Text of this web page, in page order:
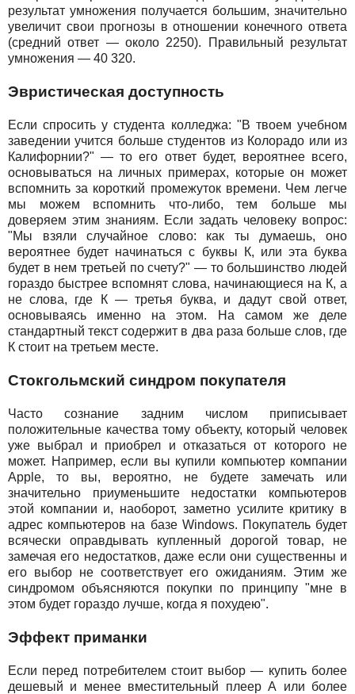
результат умножения получается большим, значительно
увеличит свои прогнозы в отношении конечного ответа
(средний ответ — около 2250). Правильный результат
умножения — 40 320.
Эвристическая доступность
Если спросить у студента колледжа: "В твоем учебном
заведении учится больше студентов из Колорадо или из
Калифорнии?" — то его ответ будет, вероятнее всего,
основываться на личных примерах, которые он может
вспомнить за короткий промежуток времени. Чем легче
мы можем вспомнить что-либо, тем больше мы
доверяем этим знаниям. Если задать человеку вопрос:
"Мы взяли случайное слово: как ты думаешь, оно
вероятнее будет начинаться с буквы К, или эта буква
будет в нем третьей по счету?" — то большинство людей
гораздо быстрее вспомнят слова, начинающиеся на К, а
не слова, где К — третья буква, и дадут свой ответ,
основываясь именно на этом. На самом же деле
стандартный текст содержит в два раза больше слов, где
К стоит на третьем месте.
Стокгольмский синдром покупателя
Часто сознание задним числом приписывает
положительные качества тому объекту, который человек
уже выбрал и приобрел и отказаться от которого не
может. Например, если вы купили компьютер компании
Apple, то вы, вероятно, не будете замечать или
значительно приуменьшите недостатки компьютеров
этой компании и, наоборот, заметно усилите критику в
адрес компьютеров на базе Windows. Покупатель будет
всячески оправдывать купленный дорогой товар, не
замечая его недостатков, даже если они существенны и
его выбор не соответствует его ожиданиям. Этим же
синдромом объясняются покупки по принципу "мне в
этом будет гораздо лучше, когда я похудею".
Эффект приманки
Если перед потребителем стоит выбор — купить более
дешевый и менее вместительный плеер А или более